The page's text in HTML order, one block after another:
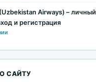
Airways) – личный
и регистрация
САЙТУ